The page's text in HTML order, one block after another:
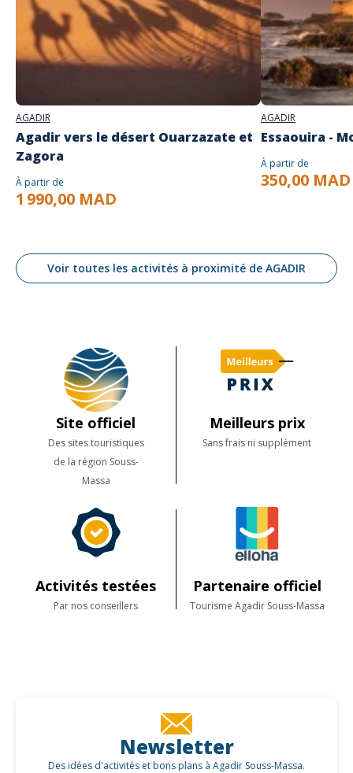
AGADIR
Agadir vers le désert Ouarzazate et
Zagora
À partir de
1 990,00 MAD
AGADIR
Essaouira -
À partir de
350,00 MAD
Voir toutes les activités à proximité de AGADIR
Site officiel
Des sites touristiques
de la région Souss-
Massa
Meilleurs prix
Sans frais ni supplément
Activités testées
Par nos conseillers
Partenaire officiel
Tourisme Agadir Souss-Massa
Newsletter
Des idées d'activités et bons plans à Agadir Souss-Massa.